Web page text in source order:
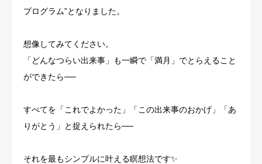
プログラム”となりました。
想像してみてください。
「どんなつらい出来事」も一瞬で「満月」でとらえること
ができたら──
すべてを「これでよかった」「この出来事のおかげ」「あ
りがとう」と捉えられたら──
それを最もシンプルに叶える瞑想法です✨
心のケア必要度テスト